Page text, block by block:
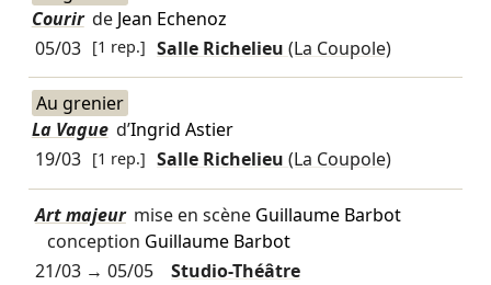
Courir de Jean Echenoz
05/03 [1 rep.] Salle Richelieu(La Coupole)
Au grenier
La Vague d’Ingrid Astier
19/03 [1 rep.] Salle Richelieu(La Coupole)
Art majeur mise en scène Guillaume Barbot
conception Guillaume Barbot
21/03→ 05/05 Studio-Théâtre